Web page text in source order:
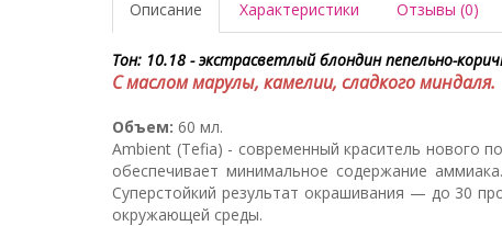
Описание Характеристики Отзывы (0)
Тон: 10.18 - экстрасветлый блондин пепельно-
С маслом марулы, камелии, сладкого миндаля.
Объем: 60 мл.
Ambient (Tefia) - современный краситель нового
обеспечивает минимальное содержание
Суперстойкий результат окрашивания — до 30
окружающей среды.